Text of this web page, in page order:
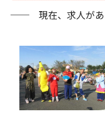
── 現在、求人が